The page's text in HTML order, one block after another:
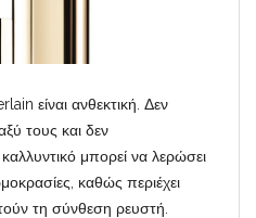
είναι ανθεκτική. Δεν
τους και δεν
μπορεί να λερώσει
καθώς περιέχει
τη σύνθεση ρευστή.